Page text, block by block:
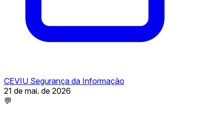
CEVIU Segurança da Informação
21 de mai. de 2026
💬